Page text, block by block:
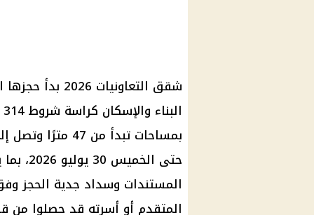
حتى
المستندات وسداد جدية الحجز
المتقدم أو أسرته قد حصلوا